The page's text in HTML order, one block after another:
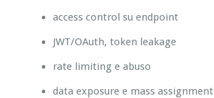
access control su endpoint
JWT/OAuth, token leakage
rate limiting e abuso
data exposure e mass assignment